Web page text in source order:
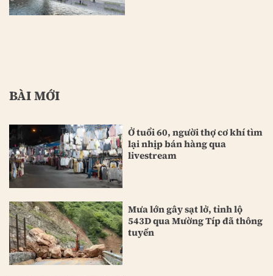
BÀI MỚI
Ở tuổi 60, người thợ cơ khí tìm
lại nhịp bán hàng qua
livestream
Mưa lớn gây sạt lở, tỉnh lộ
543D qua Mường Típ đã thông
tuyến